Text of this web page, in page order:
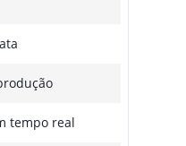
tempo real